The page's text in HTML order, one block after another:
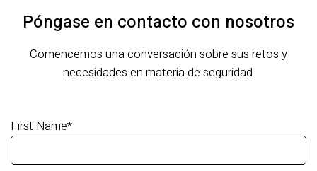
Póngase en contacto con nosotros
Comencemos una conversación sobre sus retos y
necesidades en materia de seguridad.
First Name*